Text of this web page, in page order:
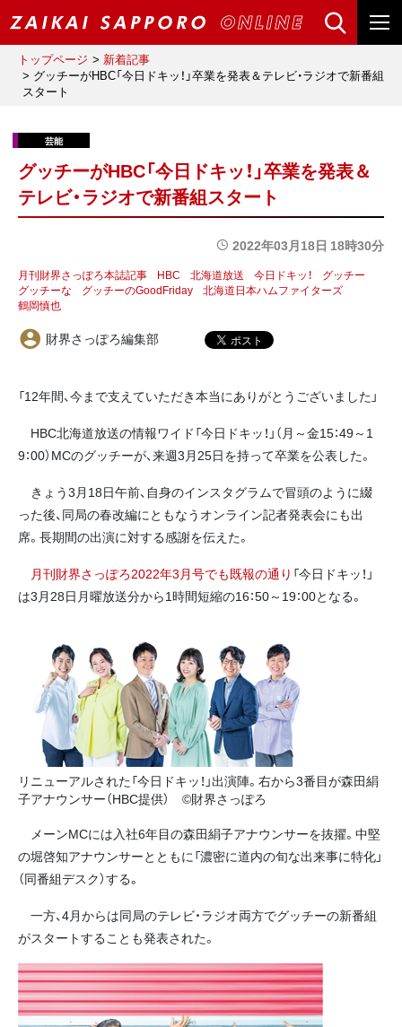
トップページ
新着記事
グッチーがHBC「今日ドキッ！」卒業を発表＆テレビ・ラジオで新番組
スタート
グッチーがHBC「今日ドキッ！」卒業を発表＆
テレビ・ラジオで新番組スタート
2022年03月18日 18時30分
月刊財界さっぽろ本誌記事 HBC 北海道放送 今日ドキッ！
グッチー
グッチーな
グッチーのGoodFriday
北海道日本ハムファイターズ
鶴岡慎也
財界さっぽろ編集部
「12年間、今まで支えていただき本当にありがとうございました」
HBC北海道放送の情報ワイド「今日ドキッ！」（月～金15：49～1
9：00）MCのグッチーが、来週3月25日を持って卒業を公表した。
きょう3月18日午前、自身のインスタグラムで冒頭のように綴
った後、同局の春改編にともなうオンライン記者発表会にも出
席。長期間の出演に対する感謝を伝えた。
月刊財界さっぽろ2022年3月号でも既報の通り 「今日ドキッ！」
は3月28日月曜放送分から1時間短縮の16：50～19：00となる。
リニューアルされた「今日ドキッ！」出演陣。右から3番目が森田絹
子アナウンサー（HBC提供） ©財界さっぽろ
メーンMCには入社6年目の森田絹子アナウンサーを抜擢。中堅
の堀啓知アナウンサーとともに「濃密に道内の旬な出来事に特化」
（同番組デスク）する。
一方、4月からは同局のテレビ・ラジオ両方でグッチーの新番組
がスタートすることも発表された。